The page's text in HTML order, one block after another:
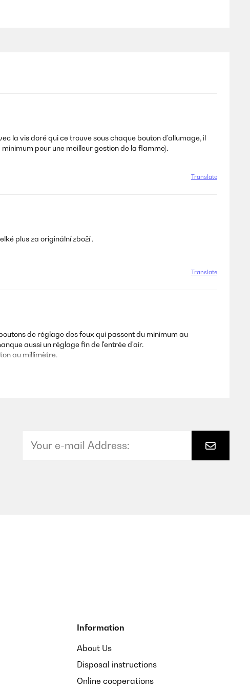
la vis doré qui ce trouve sous chaque bouton d'allumage, il
pour une meilleur gestion de la flamme).
Translate
plus za originální zboží .
Translate
de réglage des feux qui passent du minimum au
aussi un réglage fin de l'entrée d'air.
au millimètre.
pas de faire quand je l'aurai utilisé .
Information
About Us
Disposal instructions
Online cooperations